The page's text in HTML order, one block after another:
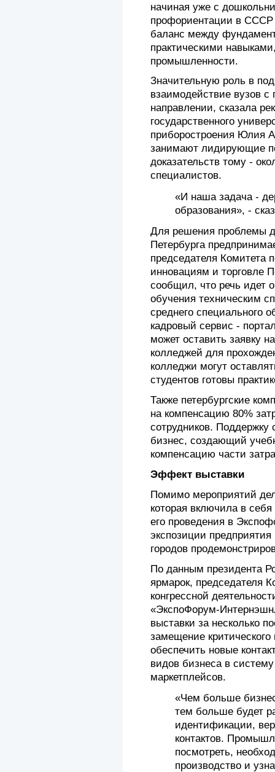
начиная уже с
профориентации в СССР
баланс между
практическими
промышленности.
Значительную роль в
взаимодействие вузов
направлении, сказала
государственного
приборостроения Юлия
занимают лидирующие
доказательств тому -
специалистов.
«И наша задача -
образования», -
Для решения проблемы
Петербурга
председателя Комитета
инновациям и торговле
сообщил, что речь идет
обучения техническим
среднего специального
кадровый сервис -
может оставить заявку
колледжей для
колледжи могут
студентов готовы
Также петербургские
на компенсацию 80%
сотрудников. Поддержку
бизнес, создающий
компенсацию части
Эффект выставки
Помимо мероприятий
которая включила в
его проведения в
экспозиции
городов
По данным президента
ярмарок, председателя
конгрессной
«ЭкспоФорум-
выставки за несколько
замещение
обеспечить новые
видов бизнеса в
маркетплейсов.
«Чем больше
тем больше будет
идентификации,
контактов.
посмотреть,
производство и